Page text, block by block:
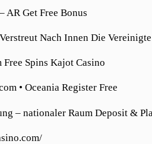
AR Get Free Bonus
Nach Innen Die
Spins Kajot Casino
• Oceania Register Free
– nationaler Raum Deposit &